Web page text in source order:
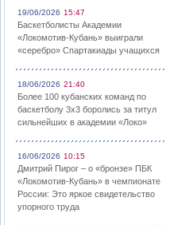
19/06/2026 15:47
Баскетболисты Академии
«Локомотив-Кубань» выиграли
«серебро» Спартакиады учащихся
18/06/2026 21:40
Более 100 кубанских команд по
баскетболу 3х3 боролись за титул
сильнейших в академии «Локо»
16/06/2026 10:15
Дмитрий Пирог – о «бронзе» ПБК
«Локомотив-Кубань» в чемпионате
России: Это яркое свидетельство
упорного труда